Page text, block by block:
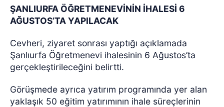
ŞANLIURFA ÖĞRETMENEVİNİN İHALESİ 6
AĞUSTOS’TA YAPILACAK
Cevheri, ziyaret sonrası yaptığı açıklamada
Şanlıurfa Öğretmenevi ihalesinin 6 Ağustos’ta
gerçekleştirileceğini belirtti.
Görüşmede ayrıca yatırım programında yer alan
yaklaşık 50 eğitim yatırımının ihale süreçlerinin